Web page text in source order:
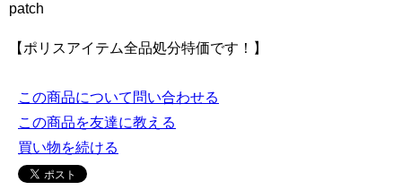
patch
【ポリスアイテム全品処分特価です！】
この商品について問い合わせる
この商品を友達に教える
買い物を続ける